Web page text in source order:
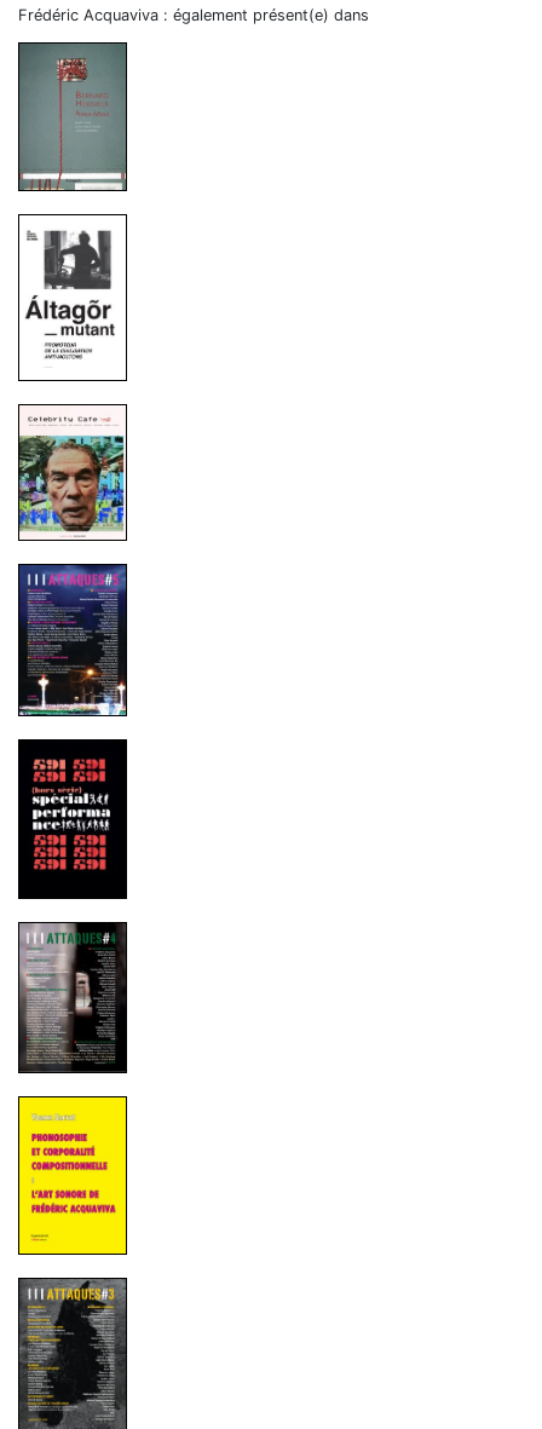
Frédéric Acquaviva : également présent(e) dans